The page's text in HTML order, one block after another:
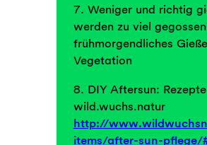
7. Weniger und richtig
werden zu viel
frühmorgendliches
Vegetation
8. DIY Aftersun:
wild.wuchs.natur
http://
items/after-sun-pflege/